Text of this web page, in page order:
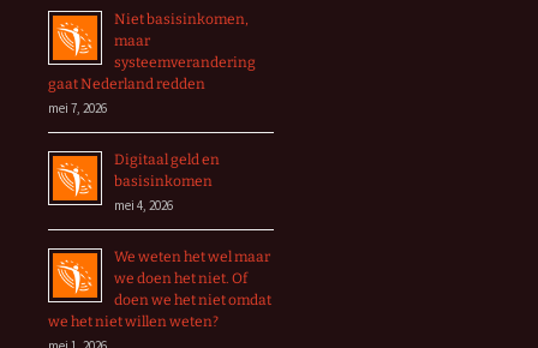
Niet basisinkomen,
maar
systeemverandering
gaat Nederland redden
mei 7, 2026
Digitaal geld en
basisinkomen
mei 4, 2026
We weten het wel maar
we doen het niet. Of
doen we het niet omdat
we het niet willen weten?